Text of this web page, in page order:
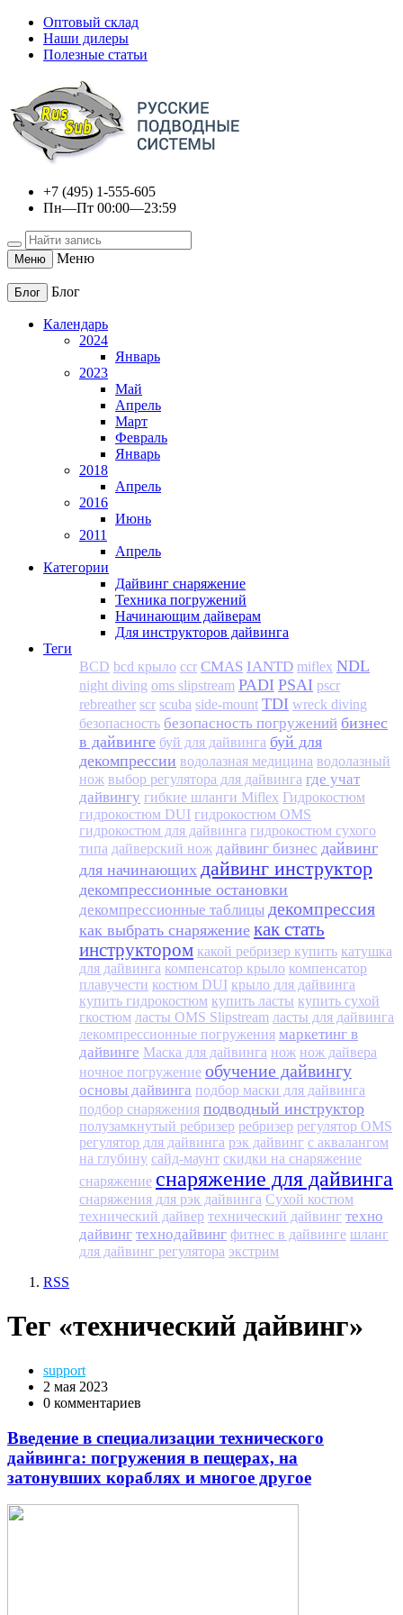
Оптовый склад
Наши дилеры
Полезные статьи
+7 (495) 1-555-605
Пн—Пт 00:00—23:59
Меню Меню
Блог Блог
Календарь
2024
Январь
2023
Май
Апрель
Март
Февраль
Январь
2018
Апрель
2016
Июнь
2011
Апрель
Категории
Дайвинг снаряжение
Техника погружений
Начинающим дайверам
Для инструкторов дайвинга
Теги
BCD bcd крыло ccr CMAS IANTD miflex NDL
night diving oms slipstream PADI PSAI pscr
rebreather scr scuba side-mount TDI wreck diving
безопасность безопасность погружений бизнес
в дайвинге буй для дайвинга буй для
декомпрессии водолазная медицина водолазный
нож выбор регулятора для дайвинга где учат
дайвингу гибкие шланги Miflex Гидрокостюм
гидрокостюм DUI гидрокостюм OMS
гидрокостюм для дайвинга гидрокостюм сухого
типа дайверский нож дайвинг бизнес дайвинг
для начинающих дайвинг инструктор
декомпрессионные остановки
декомпрессионные таблицы декомпрессия
как выбрать снаряжение как стать
инструктором какой ребризер купить катушка
для дайвинга компенсатор крыло компенсатор
плавучести костюм DUI крыло для дайвинга
купить гидрокостюм купить ласты купить сухой
гкостюм ласты OMS Slipstream ласты для дайвинга
лекомпрессионные погружения маркетинг в
дайвинге Маска для дайвинга нож нож дайвера
ночное погружение обучение дайвингу
основы дайвинга подбор маски для дайвинга
подбор снаряжения подводный инструктор
полузамкнутый ребризер ребризер регулятор OMS
регулятор для дайвинга рэк дайвинг с аквалангом
на глубину сайд-маунт скидки на снаряжение
снаряжение снаряжение для дайвинга
снаряжения для рэк дайвинга Сухой костюм
технический дайвер технический дайвинг техно
дайвинг технодайвинг фитнес в дайвинге шланг
для дайвинг регулятора экстрим
RSS
Тег «технический дайвинг»
support
2 мая 2023
0 комментариев
Введение в специализации технического
дайвинга: погружения в пещерах, на
затонувших кораблях и многое другое